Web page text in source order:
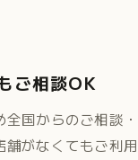
ご相談OK
全国からのご相談
舗がなくてもご利